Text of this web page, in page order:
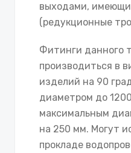
выходами,
(редукционные
Фитинги данного
производиться в
изделий на 90
диаметром до
максимальным
на 250 мм. Могут
прокладе